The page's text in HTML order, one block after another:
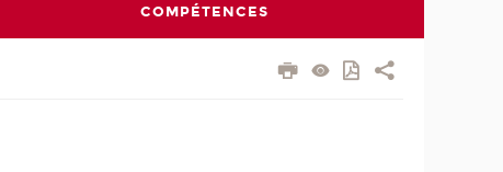
COMPÉTENCES